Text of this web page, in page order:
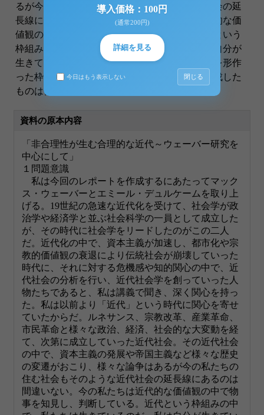
るが今の私たちの住む社会もそのような近代社会の延
長線にあるのは間違いない。今の私たちは近代的な価
値観の中で物事を知見し、判断している。近代という
枠組みの中で、私たちは生きているのだ。私は自分が
生きている、さらに言えば生かされている時代を形作
った枠組みとは何であるのか、その枠組みを形成した
ものは何なのかということに関心を持ったのだ。
資料の原本内容
「非合理性が生む合理的な近代～ウェーバー研究を
中心にして」
１問題意識
私は今回のレポートを作成するにあたってマック
ス・ウェーバーとエミール・デュルケームを取り上
げる。19世紀の急速な近代化を受けて、社会学が政
治学や経済学と並ぶ社会科学の一員として成立した
が、その時代に社会学をリードしたのがこの二人
だ。近代化の中で、資本主義が加速し、都市化や宗
教的価値観の衰退により伝統社会が崩壊していった
時代に、それに対する危機感や知的関心の中で、近
代社会の分析を行い、近代社会学を創っていった人
物たちであると、私は講義で聞き、深く関心を持っ
た。私は以前より「近代」という時代に関心を寄せ
ていたからだ。ルネサンス、宗教改革、産業革命、
市民革命と様々な政治、経済、社会的な大変動を経
て、次第に成立していった近代社会。その近代社会
の中で、資本主義の発展や帝国主義など様々な歴史
の変遷がおこり、様々な論争はあるが今の私たちの
住む社会もそのような近代社会の延長線にあるのは
間違いない。今の私たちは近代的な価値観の中で物
事を知見し、判断している。近代という枠組みの中
導入価格：100円
(通常200円)
詳細を見る
今日はもう表示しない 閉じる